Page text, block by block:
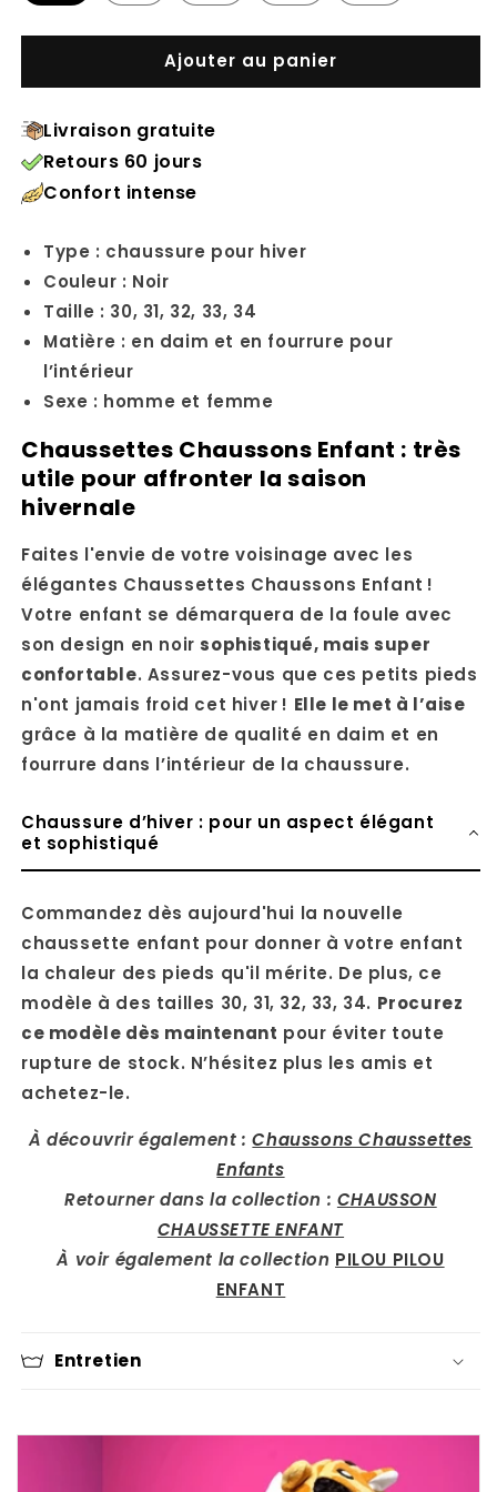
Ajouter au panier
Livraison gratuite
Retours 60 jours
Confort intense
Type : chaussure pour hiver
Couleur : Noir
Taille : 30, 31, 32, 33, 34
Matière : en daim et en fourrure pour
l’intérieur
Sexe : homme et femme
Chaussettes Chaussons Enfant : très
utile pour affronter la saison
hivernale
Faites l'envie de votre voisinage avec les
élégantes Chaussettes Chaussons Enfant !
Votre enfant se démarquera de la foule avec
son design en noir sophistiqué, mais super
confortable. Assurez-vous que ces petits pieds
n'ont jamais froid cet hiver ! Elle le met à l’aise
grâce à la matière de qualité en daim et en
fourrure dans l’intérieur de la chaussure.
Chaussure d’hiver : pour un aspect élégant
et sophistiqué
Commandez dès aujourd'hui la nouvelle
chaussette enfant pour donner à votre enfant
la chaleur des pieds qu'il mérite. De plus, ce
modèle à des tailles 30, 31, 32, 33, 34. Procurez
ce modèle dès maintenant pour éviter toute
rupture de stock. N’hésitez plus les amis et
achetez-le.
À découvrir également :Chaussons Chaussettes
Enfants
Retourner dans la collection : CHAUSSON
CHAUSSETTE ENFANT
À voir également la collection PILOU PILOU
ENFANT
Entretien